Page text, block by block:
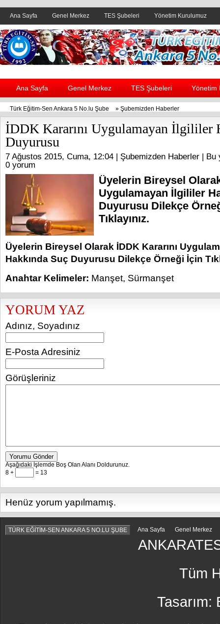
Ana Sayfa Genel Merkez TES Şubeleri Yönetim Kurulumuz
Header yanı reklam alanı
Ana Sayfa Genel Merkez TES Şubeleri Yönetim
Türk Eğitim-Sen Ankara 5 No.lu Şube » Şubemizden Haberler
İDDK Kararını Uygulamayan İlgililer
Duyurusu
7 Ağustos 2015, Cuma, 12:04 | Şubemizden Haberler | Bu
0 yorum
Üyelerin Bireysel
Uygulamayan İlgililer
Duyurusu Dilekçe
Tıklayınız.
Üyelerin Bireysel Olarak İDDK Kararını
Hakkında Suç Duyurusu Dilekçe Örneği İçin
Anahtar Kelimeler: Manşet, Sürmanşet
YORUM YAZ
Adınız, Soyadınız
E-Posta Adresiniz
Görüşleriniz
Yorumu Gönder
Aşağıdaki İşlemde Boş Olan Alanı Doldurunuz.
8 +
= 13
Henüz yorum yapılmamış.
TÜRK EĞİTİM-SEN ANKARA 5 NO.LU ŞUBE Ana Sayfa Genel Merkez
Tüm
Tasarım: